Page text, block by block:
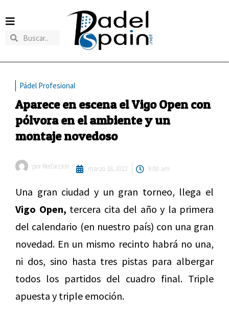
Pádel Profesional
Aparece en escena el Vigo Open con
pólvora en el ambiente y un
montaje novedoso
por Redaccion marzo 18, 2022 9:00 am
Una gran ciudad y un gran torneo, llega el
Vigo Open, tercera cita del año y la primera
del calendario (en nuestro país) con una gran
novedad. En un mismo recinto habrá no una,
ni dos, sino hasta tres pistas para albergar
todos los partidos del cuadro final. Triple
apuesta y triple emoción.